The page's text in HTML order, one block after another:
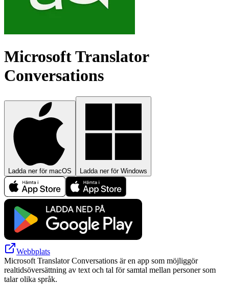
Microsoft Translator
Conversations
Ladda ner för macOS Ladda ner för Windows
Webbplats
Microsoft Translator Conversations är en app som möjliggör
realtidsöversättning av text och tal för samtal mellan personer som
talar olika språk.